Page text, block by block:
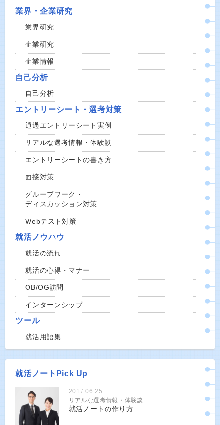
業界・企業研究
業界研究
企業研究
企業情報
自己分析
自己分析
エントリーシート・選考対策
通過エントリーシート実例
リアルな選考情報・体験談
エントリーシートの書き方
面接対策
グループワーク・
ディスカッション対策
Webテスト対策
就活ノウハウ
就活の流れ
就活の心得・マナー
OB/OG訪問
インターンシップ
ツール
就活用語集
就活ノートPick Up
2017.06.25
リアルな選考情報・体験談
就活ノートの作り方